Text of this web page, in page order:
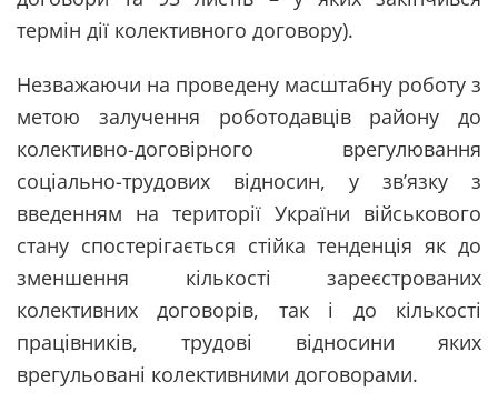
термін дії колективного договору).
Незважаючи на проведену масштабну роботу з
метою залучення роботодавців району до
колективно-договірного врегулювання
соціально-трудових відносин, у зв’язку з
введенням на території України військового
стану спостерігається стійка тенденція як до
зменшення кількості зареєстрованих
колективних договорів, так і до кількості
працівників, трудові відносини яких
врегульовані колективними договорами.